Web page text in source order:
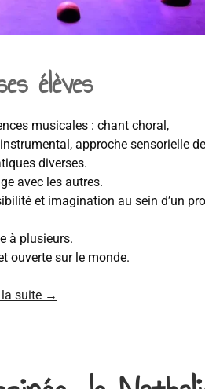
élèves
musicales : chant choral,
approche sensorielle
diverses.
avec les autres.
et imagination au sein d’un
à plusieurs.
ouverte sur le monde.
la suite →